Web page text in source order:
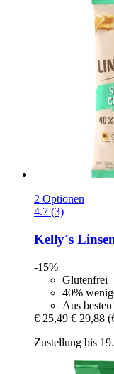
2 Optionen
4.7 (3)
Kelly´s
-15%
Glutenfrei
40%
Aus
€ 25,49 € 29,88
Zustellung bis